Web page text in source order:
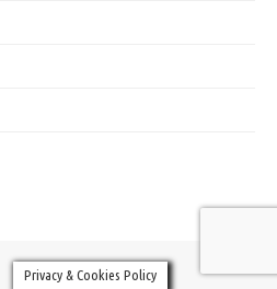
Privacy & Cookies Policy